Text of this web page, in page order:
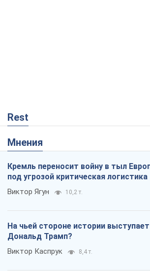
Rest
Мнения
Кремль переносит войну в тыл
под угрозой критическая логистика
Виктор Ягун 10,2 т.
На чьей стороне истории выступает
Дональд Трамп?
Виктор Каспрук 8,4 т.